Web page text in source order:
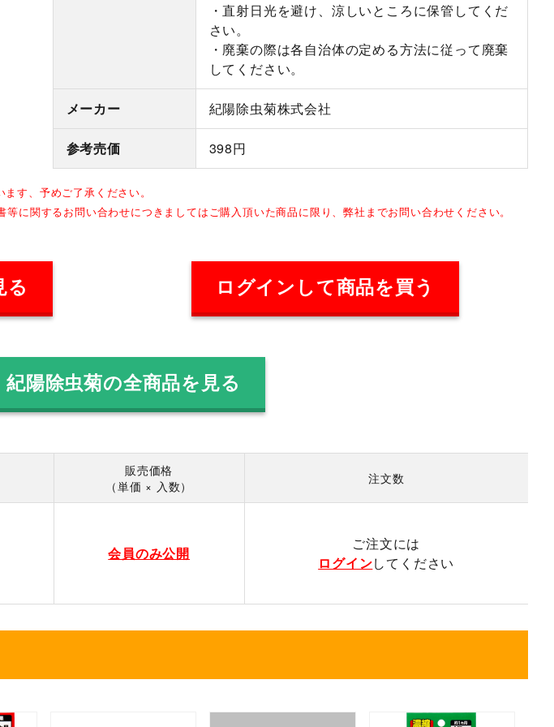
・直射日光を避け、涼しいところに保管してくだ
さい。
・廃棄の際は各自治体の定める方法に従って廃棄
してください。
メーカー 紀陽除虫菊株式会社
参考売価 398円
す、予めご了承ください。
に関するお問い合わせにつきましてはご購入頂いた商品に限り、弊社までお問い合わせください。
る ログインして商品を買う
紀陽除虫菊の全商品を見る
販売価格
（単価 × 入数）
注文数
会員のみ公開
ご注文には
ログインしてください